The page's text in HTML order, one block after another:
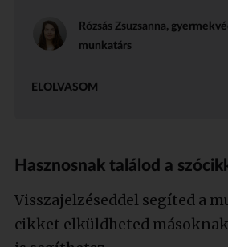
Rózsás Zsuzsanna,
munkatárs
ELOLVASOM
Hasznosnak találod a
Visszajelzéseddel segíted a
cikket elküldheted